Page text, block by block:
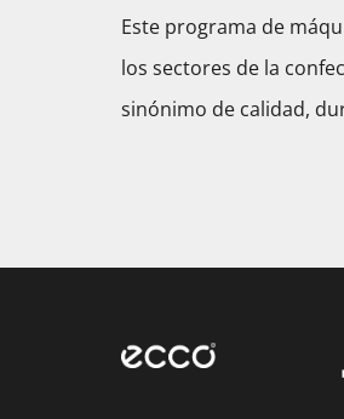
Este programa de
los sectores de la
sinónimo de calidad,